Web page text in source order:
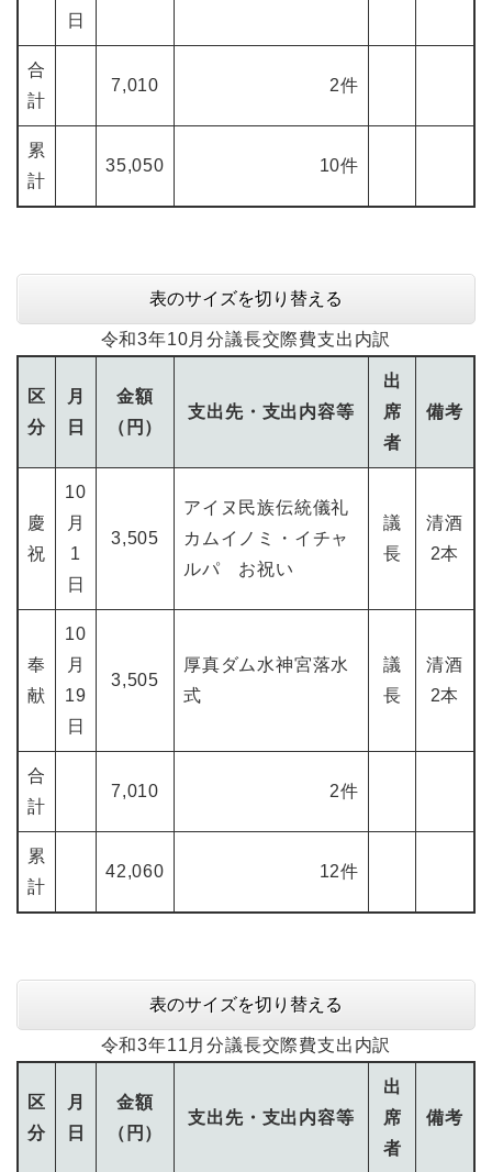
日
合
計
7,010 2件
累
計
35,050 10件
表のサイズを切り替える
令和3年10月分議長交際費支出内訳
区
分
月
日
金額
（円）
支出先・支出内容等
出
席
者
備考
慶
祝
10
月
1
日
3,505
アイヌ民族伝統儀礼
カムイノミ・イチャ
ルパ お祝い
議
長
清酒
2本
奉
献
10
月
19
日
3,505
厚真ダム水神宮落水
式
議
長
清酒
2本
合
計
7,010 2件
累
計
42,060 12件
表のサイズを切り替える
令和3年11月分議長交際費支出内訳
区
分
月
日
金額
（円）
支出先・支出内容等
出
席
者
備考